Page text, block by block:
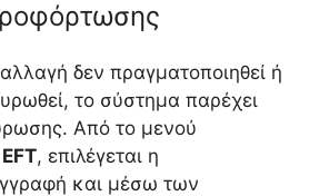
δεν πραγματοποιηθεί ή
το σύστημα παρέχει
Από το μενού
, επιλέγεται η
και μέσω των